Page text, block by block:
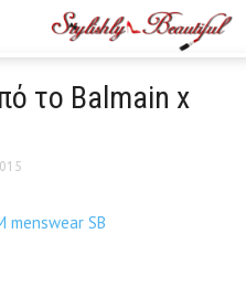
το Balmain x